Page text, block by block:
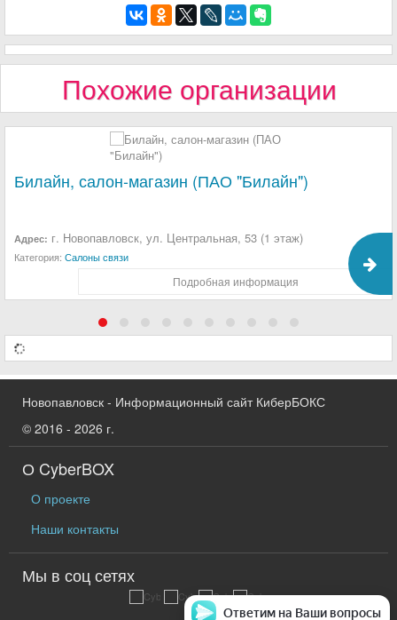
Похожие организации
Билайн, салон-магазин (ПАО "Билайн")
Адрес: г. Новопавловск, ул. Центральная, 53 (1 этаж)
Категория: Салоны связи
Подробная информация
Новопавловск - Информационный сайт КиберБОКС
© 2016 - 2026 г.
О CyberBOX
О проекте
Наши контакты
Мы в соц сетях
Ответим на Ваши вопросы